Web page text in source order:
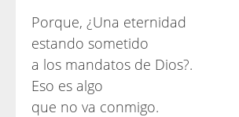
Porque, ¿Una eternidad
estando sometido
a los mandatos de Dios?.
Eso es algo
que no va conmigo.